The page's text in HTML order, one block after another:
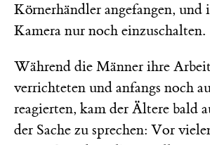
Körnerhändler angefangen, und
Kamera nur noch einzuschalten.
Während die Männer ihre
verrichteten und anfangs noch
reagierten, kam der Ältere bald
der Sache zu sprechen: Vor